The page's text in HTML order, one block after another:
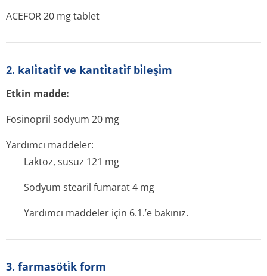
ACEFOR 20 mg tablet
2. kali̇tati̇f ve kanti̇tati̇f bi̇leşi̇m
Etkin madde:
Fosinopril sodyum 20 mg
Yardımcı maddeler:
Laktoz, susuz 121 mg
Sodyum stearil fumarat 4 mg
Yardımcı maddeler için 6.1.’e bakınız.
3. farmasöti̇k form